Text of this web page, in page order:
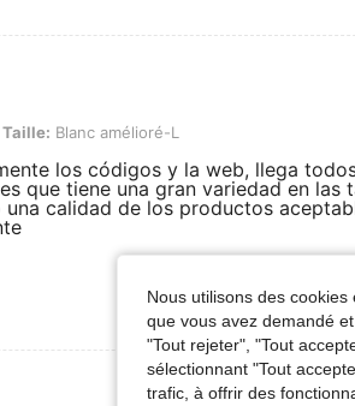
Blanc amélioré-L
Taille: Blanc amélioré-L
los códigos y la web, llega
que tiene una gran variedad en las
calidad de los productos
Nous utilisons des
que vous avez demandé
"Tout rejeter", "Tout
sélectionnant "Tout
trafic, à offrir des